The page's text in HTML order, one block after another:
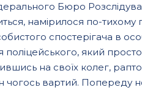
Бюро
намірилося по-тихому
спостерігача в
поліцейського, який
на своїх колег,
чогось вартий. Попереду